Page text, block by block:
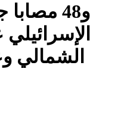
و48
الشمالي